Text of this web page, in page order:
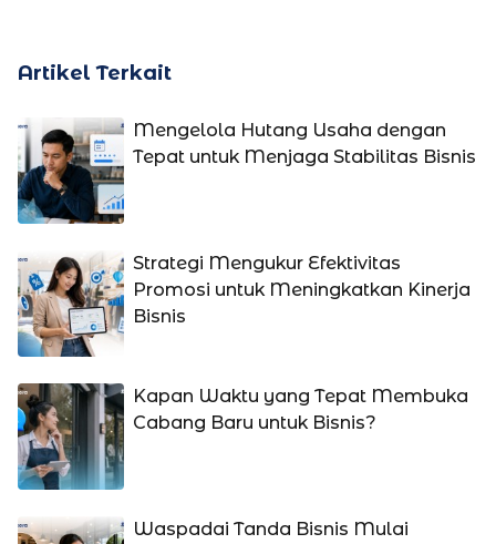
Artikel Terkait
Mengelola Hutang Usaha dengan
Tepat untuk Menjaga Stabilitas Bisnis
Strategi Mengukur Efektivitas
Promosi untuk Meningkatkan Kinerja
Bisnis
Kapan Waktu yang Tepat Membuka
Cabang Baru untuk Bisnis?
Waspadai Tanda Bisnis Mulai